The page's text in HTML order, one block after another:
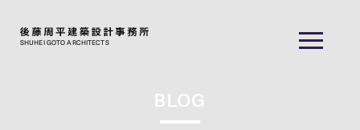
SHUHEI GOTO ARCHITECTS
BLOG